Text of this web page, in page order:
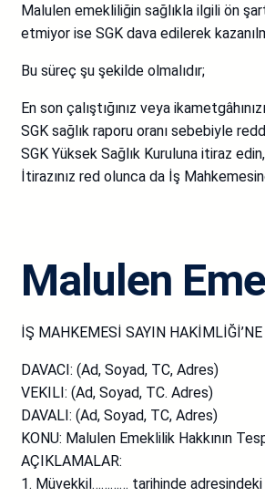
Malulen emekliliğin sağlıkla ilgili ön
etmiyor ise SGK dava edilerek
Bu süreç şu şekilde olmalıdır;
En son çalıştığınız veya
SGK sağlık raporu oranı sebebiyle
SGK Yüksek Sağlık Kuruluna itiraz edin,
İtirazınız red olunca da İş
Malulen
İŞ MAHKEMESİ SAYIN HAKİMLİĞİ’NE
DAVACI: (Ad, Soyad, TC, Adres)
VEKILI: (Ad, Soyad, TC. Adres)
DAVALI: (Ad, Soyad, TC, Adres)
KONU: Malulen Emeklilik Hakkının
AÇIKLAMALAR:
1. Müvekkil………… tarihinde adresindeki